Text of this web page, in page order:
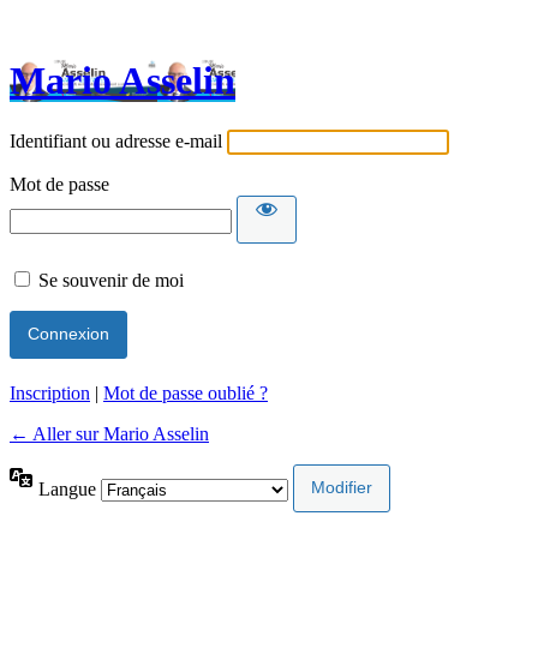
Mario Asselin
Identifiant ou adresse e-mail
Mot de passe
Se souvenir de moi
Inscription | Mot de passe oublié ?
← Aller sur Mario Asselin
Langue